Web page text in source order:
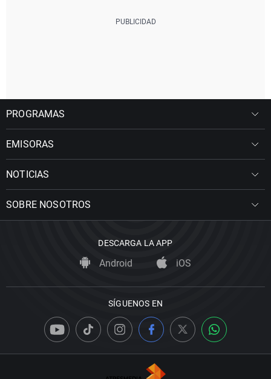
PROGRAMAS
EMISORAS
NOTICIAS
SOBRE NOSOTROS
DESCARGA LA APP
Android iOS
SÍGUENOS EN